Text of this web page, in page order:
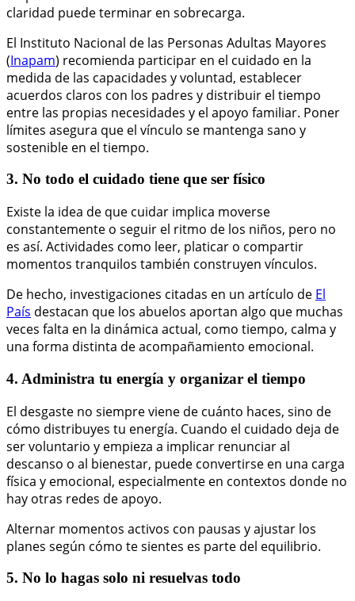
claridad puede terminar en sobrecarga.
El Instituto Nacional de las Personas Adultas Mayores
(Inapam) recomienda participar en el cuidado en la
medida de las capacidades y voluntad, establecer
acuerdos claros con los padres y distribuir el tiempo
entre las propias necesidades y el apoyo familiar. Poner
límites asegura que el vínculo se mantenga sano y
sostenible en el tiempo.
3. No todo el cuidado tiene que ser físico
Existe la idea de que cuidar implica moverse
constantemente o seguir el ritmo de los niños, pero no
es así. Actividades como leer, platicar o compartir
momentos tranquilos también construyen vínculos.
De hecho, investigaciones citadas en un artículo de El
País destacan que los abuelos aportan algo que muchas
veces falta en la dinámica actual, como tiempo, calma y
una forma distinta de acompañamiento emocional.
4. Administra tu energía y organizar el tiempo
El desgaste no siempre viene de cuánto haces, sino de
cómo distribuyes tu energía. Cuando el cuidado deja de
ser voluntario y empieza a implicar renunciar al
descanso o al bienestar, puede convertirse en una carga
física y emocional, especialmente en contextos donde no
hay otras redes de apoyo.
Alternar momentos activos con pausas y ajustar los
planes según cómo te sientes es parte del equilibrio.
5. No lo hagas solo ni resuelvas todo